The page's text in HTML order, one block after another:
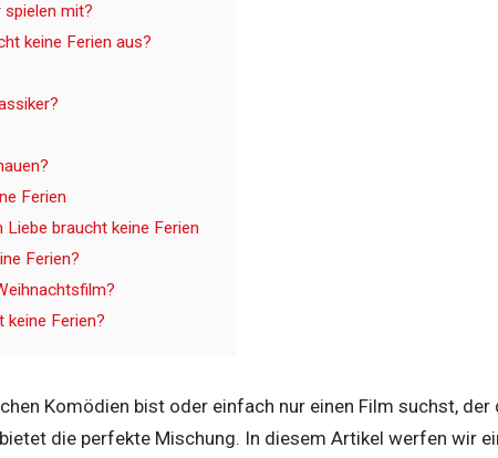
spielen mit?
keine Ferien aus?
Ferien
braucht keine Ferien
Ferien?
keine Ferien?
Komödien bist oder einfach nur einen Film suchst, der
die perfekte Mischung. In diesem Artikel werfen wir